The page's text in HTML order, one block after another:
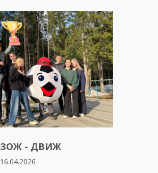
ЗОЖ - ДВИЖ
16.04.2026